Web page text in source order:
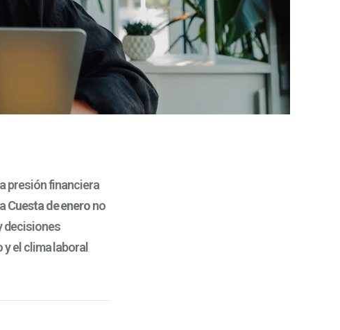
presión financiera
Cuesta de enerono
decisiones
el clima laboral